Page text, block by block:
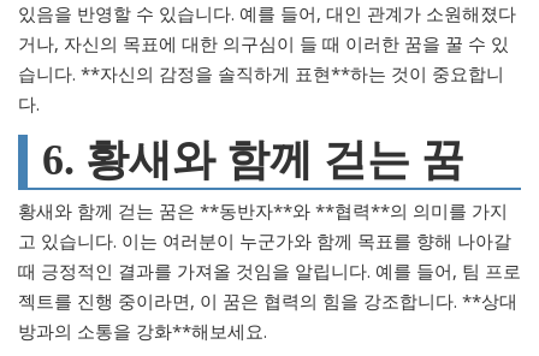
있음을 반영할 수 있습니다. 예를 들어, 대인 관계가 소원해졌다
거나, 자신의 목표에 대한 의구심이 들 때 이러한 꿈을 꿀 수 있
습니다. **자신의 감정을 솔직하게 표현**하는 것이 중요합니
다.
6. 황새와 함께 걷는 꿈
황새와 함께 걷는 꿈은 **동반자**와 **협력**의 의미를 가지
고 있습니다. 이는 여러분이 누군가와 함께 목표를 향해 나아갈
때 긍정적인 결과를 가져올 것임을 알립니다. 예를 들어, 팀 프로
젝트를 진행 중이라면, 이 꿈은 협력의 힘을 강조합니다. **상대
방과의 소통을 강화**해보세요.